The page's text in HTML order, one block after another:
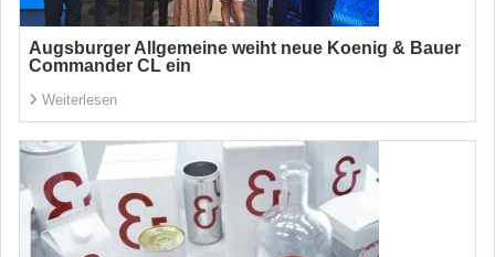
Augsburger Allgemeine weiht neue Koenig & Bauer
Commander CL ein
Weiterlesen